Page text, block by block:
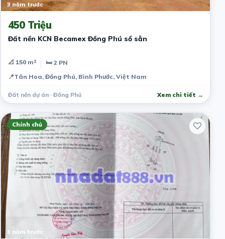
3 năm trước
450 Triệu
Đất nền KCN Becamex Đồng Phú sổ sẵn
📐 150 m²
🛏 2 PN
📍Tân Hoa, Đồng Phú, Bình Phước, Việt Nam
Đất nền dự án · Đồng Phú Xem chi tiết →
Chính chủ
3 năm trước